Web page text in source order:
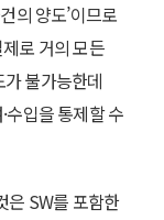
의 양도’이므로
로 거의 모든
불가능한데
수입을 통제할 수
은 SW를 포함한